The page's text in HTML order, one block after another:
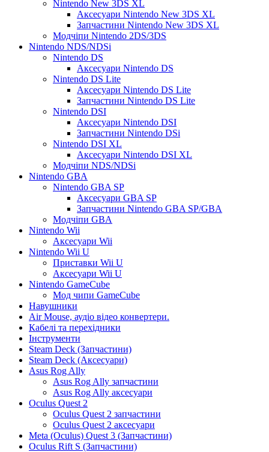
Nintendo New 3DS XL
Аксесуари Nintendo New 3DS XL
Запчастини Nintendo New 3DS XL
Модчіпи Nintendo 2DS/3DS
Nintendo NDS/NDSi
Nintendo DS
Аксесуари Nintendo DS
Nintendo DS Lite
Аксесуари Nintendo DS Lite
Запчастини Nintendo DS Lite
Nintendo DSI
Аксесуари Nintendo DSI
Запчастини Nintendo DSi
Nintendo DSI XL
Аксесуари Nintendo DSI XL
Модчіпи NDS/NDSi
Nintendo GBA
Nintendo GBA SP
Аксесуари GBA SP
Запчастини Nintendo GBA SP/GBA
Модчіпи GBA
Nintendo Wii
Аксесуари Wii
Nintendo Wii U
Приставки Wii U
Аксесуари Wii U
Nintendo GameCube
Мод чипи GameCube
Навушники
Air Mouse, аудіо відео конвертери.
Кабелі та перехідники
Інструменти
Steam Deck (Запчастини)
Steam Deck (Аксесуари)
Asus Rog Ally
Asus Rog Ally запчастини
Asus Rog Ally аксесуари
Oculus Quest 2
Oculus Quest 2 запчастини
Oculus Quest 2 аксесуари
Meta (Oculus) Quest 3 (Запчастини)
Oculus Rift S (Запчастини)